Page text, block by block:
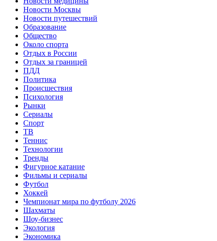
Новости Москвы
Новости путешествий
Образование
Общество
Около спорта
Отдых в России
Отдых за границей
ПДД
Политика
Происшествия
Психология
Рынки
Сериалы
Спорт
ТВ
Теннис
Технологии
Тренды
Фигурное катание
Фильмы и сериалы
Футбол
Хоккей
Чемпионат мира по футболу 2026
Шахматы
Шоу-бизнес
Экология
Экономика